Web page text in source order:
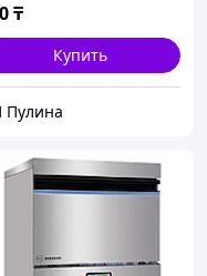
₸
Купить
Пулина